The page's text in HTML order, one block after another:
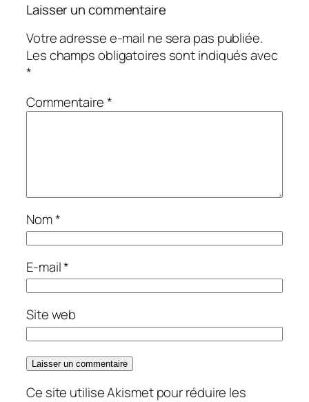
Laisser un commentaire
Votre adresse e-mail ne sera pas publiée.
Les champs obligatoires sont indiqués avec
*
Commentaire*
Nom*
E-mail*
Site web
Ce site utilise Akismet pour réduire les